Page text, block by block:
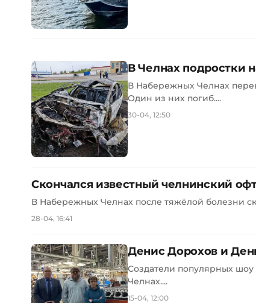
В Челнах подростки
В Набережных Челнах
Один из них погиб....
30-04, 12:50
Скончался известный челнинский
В Набережных Челнах после тяжёлой болезни
28-04, 16:41
Денис Дорохов и
Создатели популярных
Челнах....
15-04, 12:00